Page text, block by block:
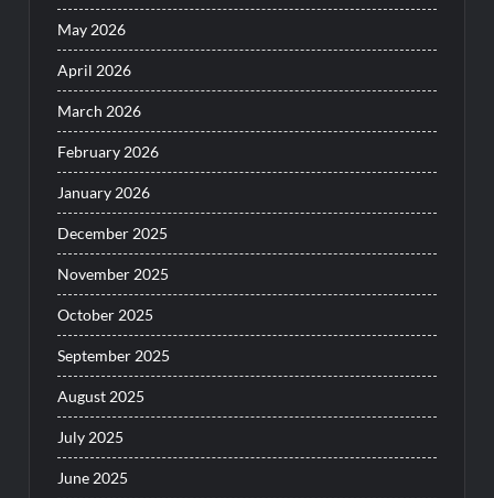
May 2026
April 2026
March 2026
February 2026
January 2026
December 2025
November 2025
October 2025
September 2025
August 2025
July 2025
June 2025